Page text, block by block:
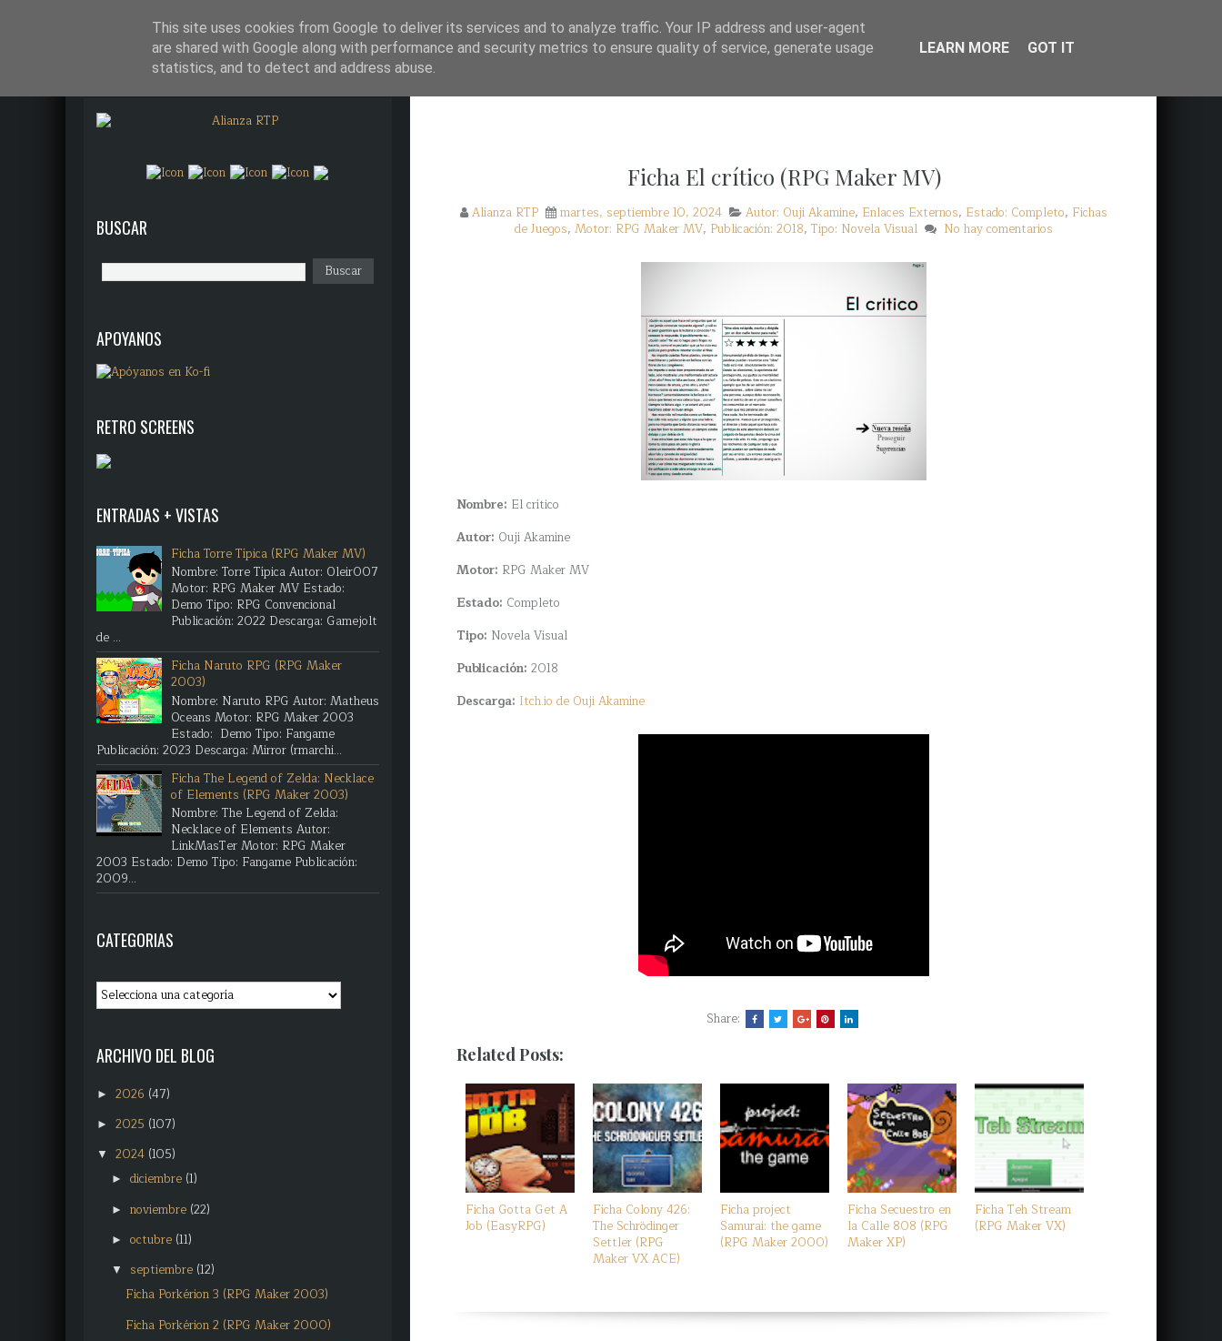
Ficha El crítico (RPG Maker MV)
Alianza RTP martes, septiembre 10, 2024 Autor: Ouji Akamine, Enlaces Externos, Estado: Completo, Fichas
de Juegos,Motor: RPG Maker MV, Publicación: 2018,Tipo: Novela Visual No hay comentarios
Nombre: El crítico
Autor: Ouji Akamine
Motor: RPG Maker MV
Estado: Completo
Tipo: Novela Visual
Publicación: 2018
Descarga: Itch.io de Ouji Akamine
Share:
Related Posts:
Ficha Gotta Get A
Job (EasyRPG)
Ficha Colony 426:
The Schrödinger
Settler (RPG
Maker VX ACE)
Ficha project
Samurai: the game
(RPG Maker 2000)
Ficha Secuestro en
la Calle 808 (RPG
Maker XP)
Ficha Teh Stream
(RPG Maker VX)
BUSCAR
APOYANOS
RETRO SCREENS
ENTRADAS + VISTAS
Ficha Torre Típica (RPG Maker MV)
Nombre: Torre Típica Autor: Oleir007
Motor: RPG Maker MV Estado:
Demo Tipo: RPG Convencional
Publicación: 2022 Descarga: Gamejolt
de ...
Ficha Naruto RPG (RPG Maker
2003)
Nombre: Naruto RPG Autor: Matheus
Oceans Motor: RPG Maker 2003
Estado: Demo Tipo: Fangame
Publicación: 2023 Descarga: Mirror (rmarchi...
Ficha The Legend of Zelda: Necklace
of Elements (RPG Maker 2003)
Nombre: The Legend of Zelda:
Necklace of Elements Autor:
LinkMasTer Motor: RPG Maker
2003 Estado: Demo Tipo: Fangame Publicación:
2009...
CATEGORIAS
ARCHIVO DEL BLOG
► 2026 (47)
► 2025 (107)
▼ 2024 (105)
► diciembre (1)
► noviembre (22)
► octubre (11)
▼ septiembre (12)
Ficha Porkérion 3 (RPG Maker 2003)
Ficha Porkérion 2 (RPG Maker 2000)
This site uses cookies from Google to deliver its services and to analyze traffic. Your IP address and user-agent
are shared with Google along with performance and security metrics to ensure quality of service, generate usage
statistics, and to detect and address abuse.
LEARN MORE GOT IT